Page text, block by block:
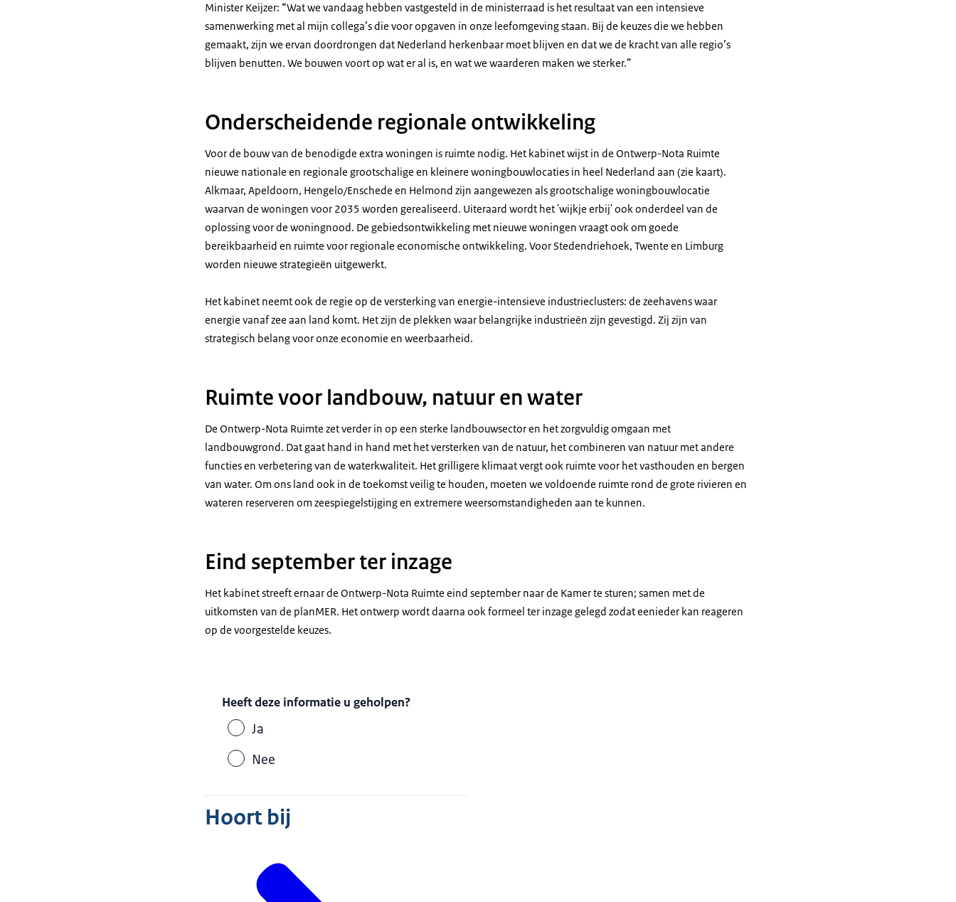
Minister Keijzer: “Wat we vandaag hebben vastgesteld in de ministerraad is het resultaat van een intensieve
samenwerking met al mijn collega’s die voor opgaven in onze leefomgeving staan. Bij de keuzes die we hebben
gemaakt, zijn we ervan doordrongen dat Nederland herkenbaar moet blijven en dat we de kracht van alle regio’s
blijven benutten. We bouwen voort op wat er al is, en wat we waarderen maken we sterker.”
Onderscheidende regionale ontwikkeling
Voor de bouw van de benodigde extra woningen is ruimte nodig. Het kabinet wijst in de Ontwerp-Nota Ruimte
nieuwe nationale en regionale grootschalige en kleinere woningbouwlocaties in heel Nederland aan (zie kaart).
Alkmaar, Apeldoorn, Hengelo/Enschede en Helmond zijn aangewezen als grootschalige woningbouwlocatie
waarvan de woningen voor 2035 worden gerealiseerd. Uiteraard wordt het 'wijkje erbij' ook onderdeel van de
oplossing voor de woningnood. De gebiedsontwikkeling met nieuwe woningen vraagt ook om goede
bereikbaarheid en ruimte voor regionale economische ontwikkeling. Voor Stedendriehoek, Twente en Limburg
worden nieuwe strategieën uitgewerkt.
Het kabinet neemt ook de regie op de versterking van energie-intensieve industrieclusters: de zeehavens waar
energie vanaf zee aan land komt. Het zijn de plekken waar belangrijke industrieën zijn gevestigd. Zij zijn van
strategisch belang voor onze economie en weerbaarheid.
Ruimte voor landbouw, natuur en water
De Ontwerp-Nota Ruimte zet verder in op een sterke landbouwsector en het zorgvuldig omgaan met
landbouwgrond. Dat gaat hand in hand met het versterken van de natuur, het combineren van natuur met andere
functies en verbetering van de waterkwaliteit. Het grilligere klimaat vergt ook ruimte voor het vasthouden en bergen
van water. Om ons land ook in de toekomst veilig te houden, moeten we voldoende ruimte rond de grote rivieren en
wateren reserveren om zeespiegelstijging en extremere weersomstandigheden aan te kunnen.
Eind september ter inzage
Het kabinet streeft ernaar de Ontwerp-Nota Ruimte eind september naar de Kamer te sturen; samen met de
uitkomsten van de planMER. Het ontwerp wordt daarna ook formeel ter inzage gelegd zodat eenieder kan reageren
op de voorgestelde keuzes.
Heeft deze informatie u geholpen?
Ja
Nee
Hoort bij